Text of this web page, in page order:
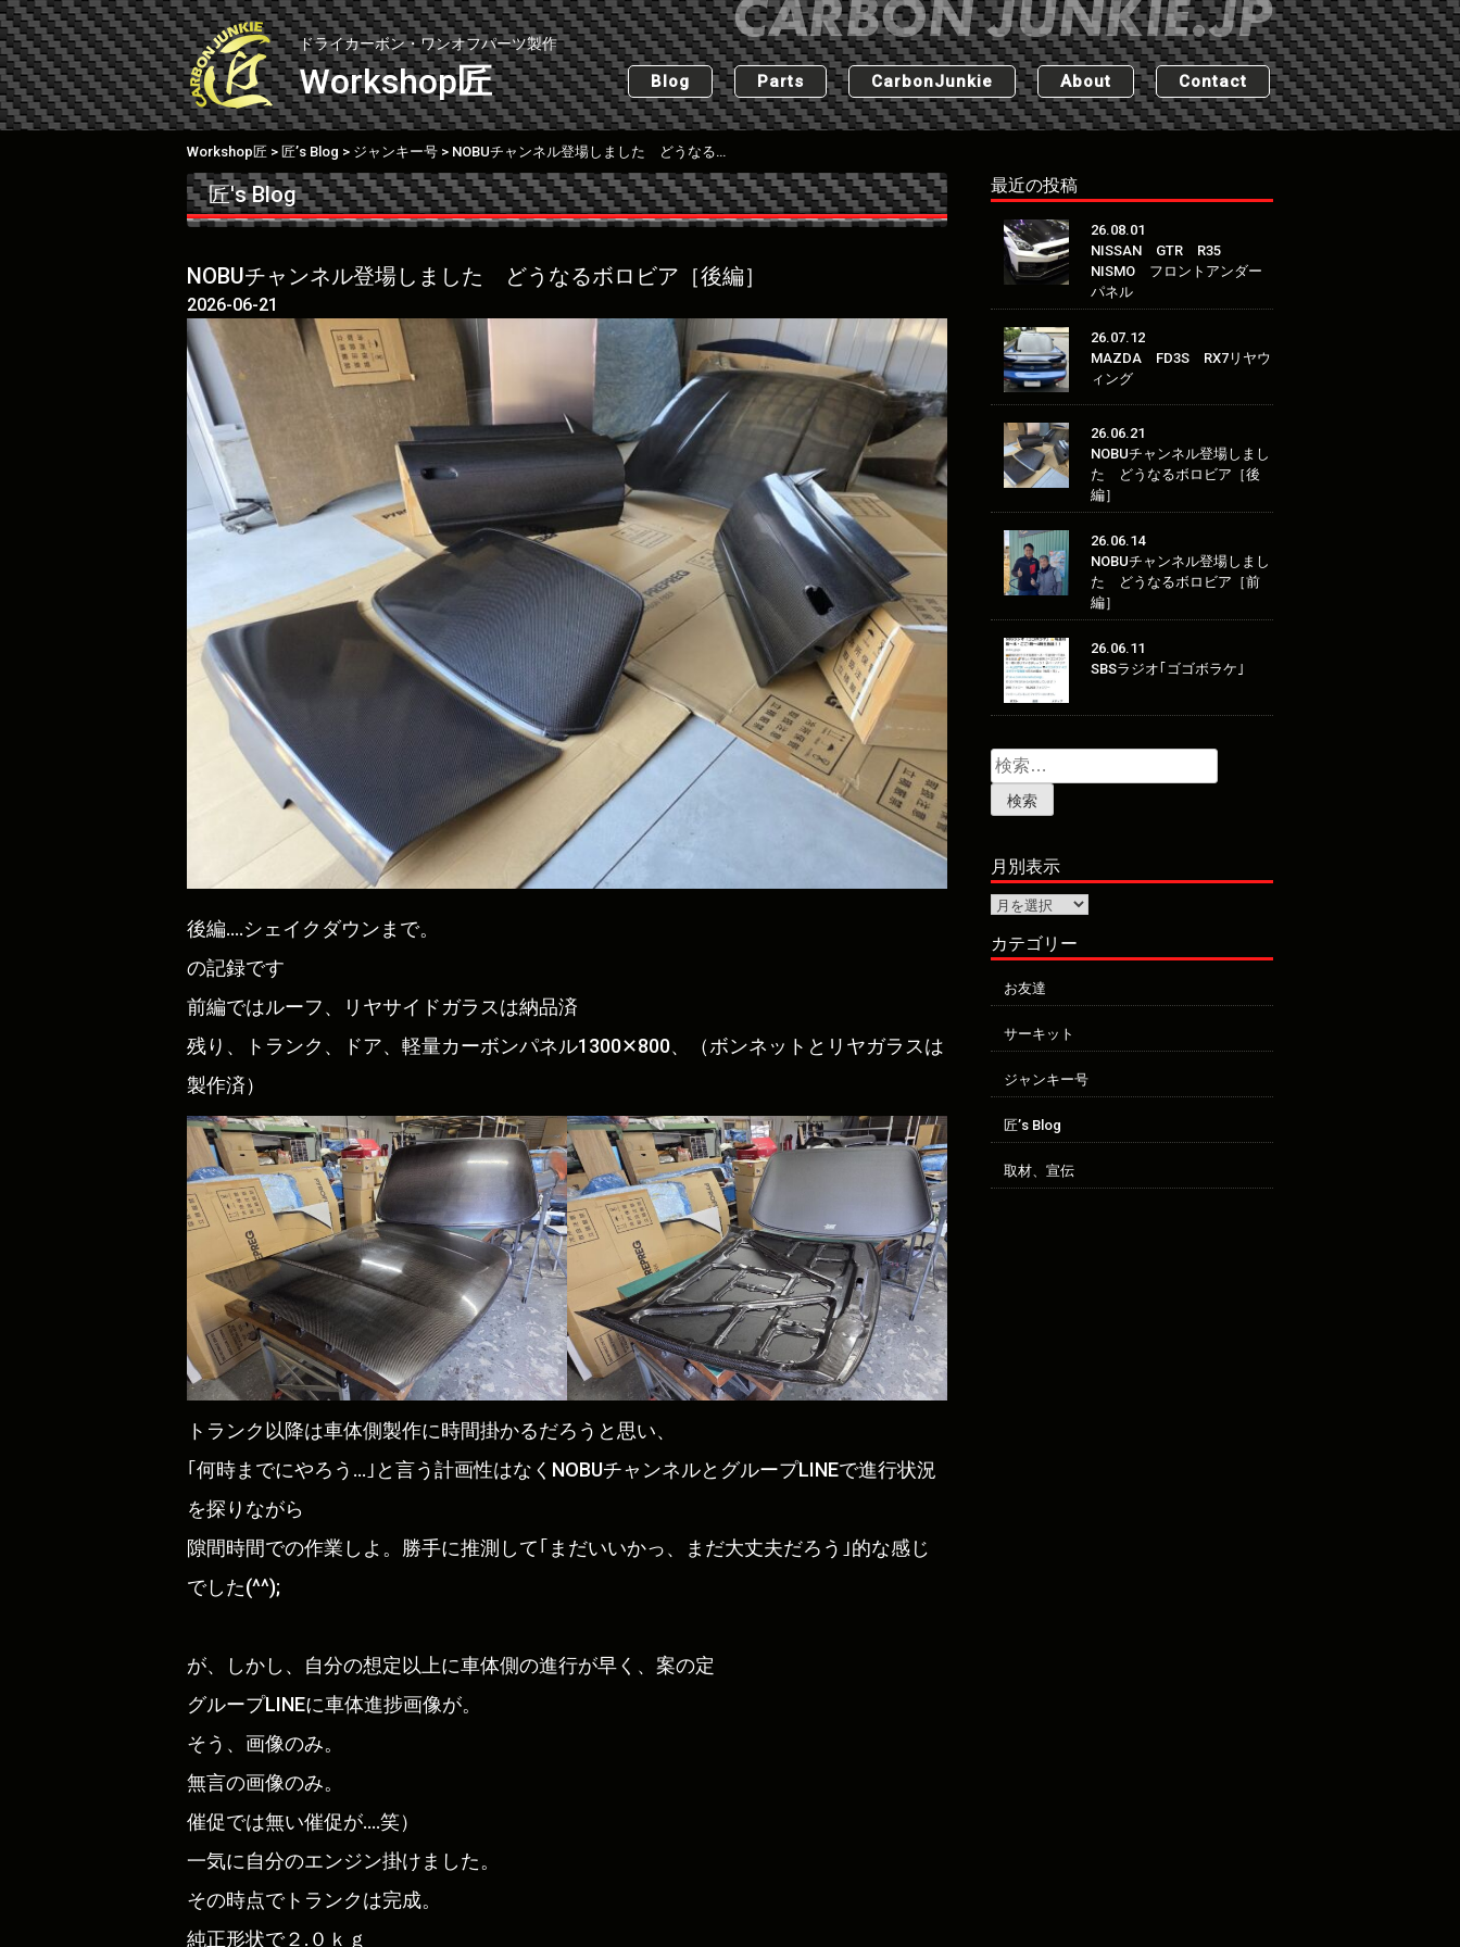
Skip
to
content
ドライカーボン・ワンオフパーツ製作
Workshop匠 Blog Parts CarbonJunkie About Contact
Workshop匠 > 匠’s Blog > ジャンキー号 > NOBUチャンネル登場しました どうなるボロビア［後編］
匠's Blog
NOBUチャンネル登場しました どうなるボロビア［後編］
2026-06-21
後編….シェイクダウンまで。
の記録です
前編ではルーフ、リヤサイドガラスは納品済
残り、トランク、ドア、軽量カーボンパネル1300✕800、（ボンネットとリヤガラスは
製作済）
トランク以降は車体側製作に時間掛かるだろうと思い、
｢何時までにやろう…｣と言う計画性はなくNOBUチャンネルとグループLINEで進行状況
を探りながら
隙間時間での作業しよ。勝手に推測して｢まだいいかっ、まだ大丈夫だろう｣的な感じ
でした(^^);
が、しかし、自分の想定以上に車体側の進行が早く、案の定
グループLINEに車体進捗画像が。
そう、画像のみ。
無言の画像のみ。
催促では無い催促が….笑）
一気に自分のエンジン掛けました。
その時点でトランクは完成。
純正形状で２.０ｋｇ
最近の投稿
26.08.01
NISSAN GTR R35
NISMO フロントアンダー
パネル
26.07.12
MAZDA FD3S RX7リヤウ
ィング
26.06.21
NOBUチャンネル登場しまし
た どうなるボロビア［後
編］
26.06.14
NOBUチャンネル登場しまし
た どうなるボロビア［前
編］
26.06.11
SBSラジオ｢ゴゴボラケ｣
検
索:
月別表示
月
別
示カテゴリー
お友達
サーキット
ジャンキー号
匠’s Blog
取材、宣伝